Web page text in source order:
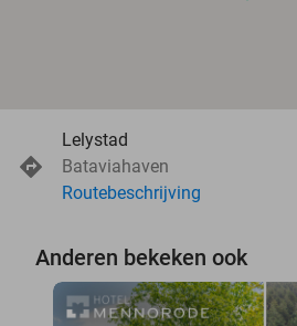
Lelystad
Bataviahaven
Routebeschrijving
Anderen bekeken ook